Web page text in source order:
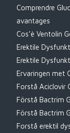
Comprendre
avantages
Cos’è Ventolin
Erektile
Erektile
Ervaringen met
Forstå Aciclovir
Förstå Bactrim
Förstå Bactrim
Forstå erektil